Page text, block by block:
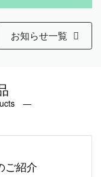
お知らせ一覧
―
ご紹介